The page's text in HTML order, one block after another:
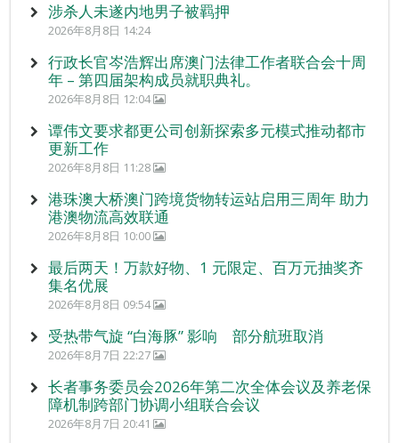
涉杀人未遂内地男子被羁押
2026年8月8日 14:24
行政长官岑浩辉出席澳门法律工作者联合会十周
年 – 第四届架构成员就职典礼。
2026年8月8日 12:04
谭伟文要求都更公司创新探索多元模式推动都市
更新工作
2026年8月8日 11:28
港珠澳大桥澳门跨境货物转运站启用三周年 助力
港澳物流高效联通
2026年8月8日 10:00
最后两天！万款好物、1 元限定、百万元抽奖齐
集名优展
2026年8月8日 09:54
受热带气旋 “白海豚” 影响 部分航班取消
2026年8月7日 22:27
长者事务委员会2026年第二次全体会议及养老保
障机制跨部门协调小组联合会议
2026年8月7日 20:41